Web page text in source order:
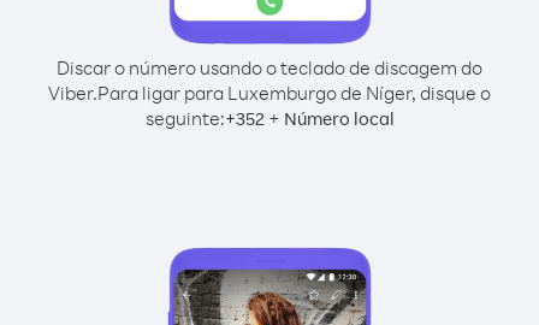
Discar o número usando o teclado de discagem do
Viber.Para ligar para Luxemburgo de Níger, disque o
seguinte:+352+ Número local